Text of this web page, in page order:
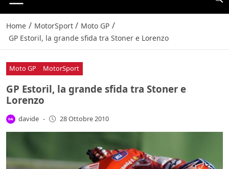
Home / MotorSport / Moto GP /
GP Estoril, la grande sfida tra Stoner e Lorenzo
Moto GP MotorSport
GP Estoril, la grande sfida tra Stoner e
Lorenzo
davide - 28 Ottobre 2010